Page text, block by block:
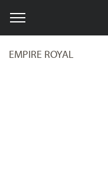
EMPIRE ROYAL